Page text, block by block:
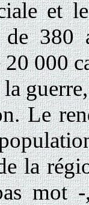
et
de 380
000
Le
la
mot